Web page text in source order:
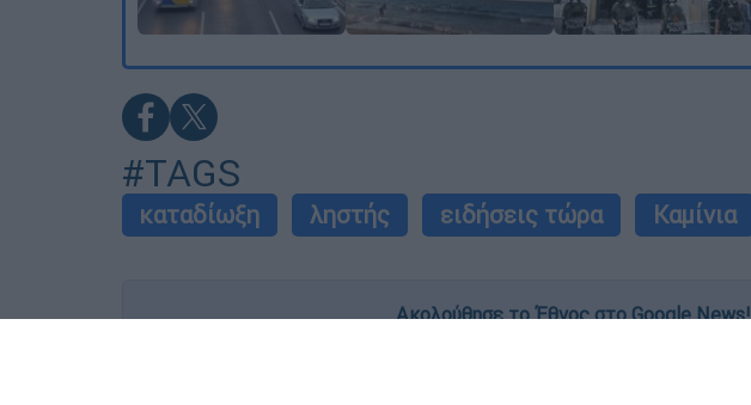
#TAGS
καταδίωξη ληστής ειδήσεις τώρα Καμίνια
Ακολούθησε το Έθνος στο Google News!